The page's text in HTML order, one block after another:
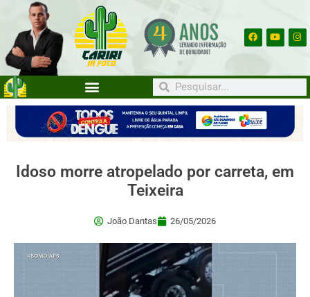
Idoso morre atropelado por carreta, em
Teixeira
João Dantas 26/05/2026